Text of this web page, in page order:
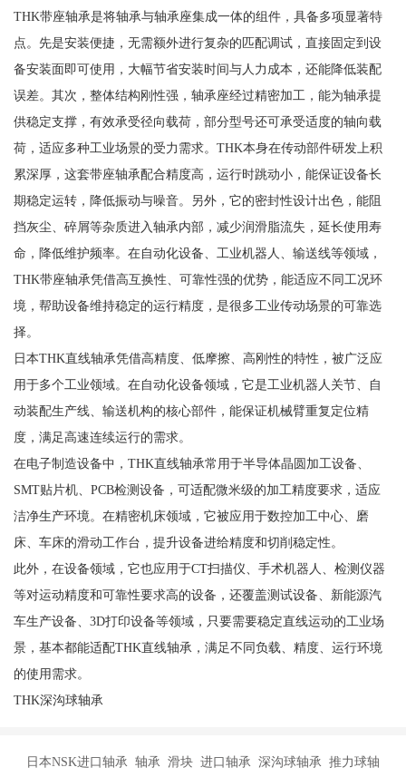
THK带座轴承是将轴承与轴承座集成一体的组件，具备多项显著特
点。先是安装便捷，无需额外进行复杂的匹配调试，直接固定到设
备安装面即可使用，大幅节省安装时间与人力成本，还能降低装配
误差。其次，整体结构刚性强，轴承座经过精密加工，能为轴承提
供稳定支撑，有效承受径向载荷，部分型号还可承受适度的轴向载
荷，适应多种工业场景的受力需求。THK本身在传动部件研发上积
累深厚，这套带座轴承配合精度高，运行时跳动小，能保证设备长
期稳定运转，降低振动与噪音。另外，它的密封性设计出色，能阻
挡灰尘、碎屑等杂质进入轴承内部，减少润滑脂流失，延长使用寿
命，降低维护频率。在自动化设备、工业机器人、输送线等领域，
THK带座轴承凭借高互换性、可靠性强的优势，能适应不同工况环
境，帮助设备维持稳定的运行精度，是很多工业传动场景的可靠选
择。
日本THK直线轴承凭借高精度、低摩擦、高刚性的特性，被广泛应
用于多个工业领域。在自动化设备领域，它是工业机器人关节、自
动装配生产线、输送机构的核心部件，能保证机械臂重复定位精
度，满足高速连续运行的需求。
在电子制造设备中，THK直线轴承常用于半导体晶圆加工设备、
SMT贴片机、PCB检测设备，可适配微米级的加工精度要求，适应
洁净生产环境。在精密机床领域，它被应用于数控加工中心、磨
床、车床的滑动工作台，提升设备进给精度和切削稳定性。
此外，在设备领域，它也应用于CT扫描仪、手术机器人、检测仪器
等对运动精度和可靠性要求高的设备，还覆盖测试设备、新能源汽
车生产设备、3D打印设备等领域，只要需要稳定直线运动的工业场
景，基本都能适配THK直线轴承，满足不同负载、精度、运行环境
的使用需求。
THK深沟球轴承
日本NSK进口轴承 轴承 滑块 进口轴承 深沟球轴承 推力球轴